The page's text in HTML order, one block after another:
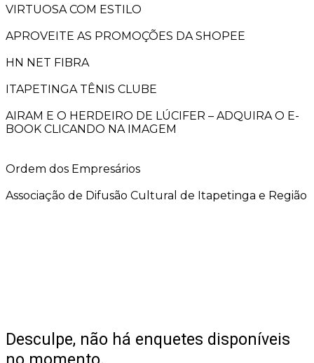
VIRTUOSA COM ESTILO
APROVEITE AS PROMOÇÕES DA SHOPEE
HN NET FIBRA
ITAPETINGA TÊNIS CLUBE
AIRAM E O HERDEIRO DE LÚCIFER – ADQUIRA O E-
BOOK CLICANDO NA IMAGEM
Ordem dos Empresários
Associação de Difusão Cultural de Itapetinga e Região
Desculpe, não há enquetes disponíveis